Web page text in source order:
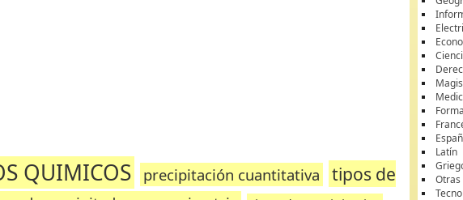
QUIMICOS precipitación cuantitativa
tipos de
Latín